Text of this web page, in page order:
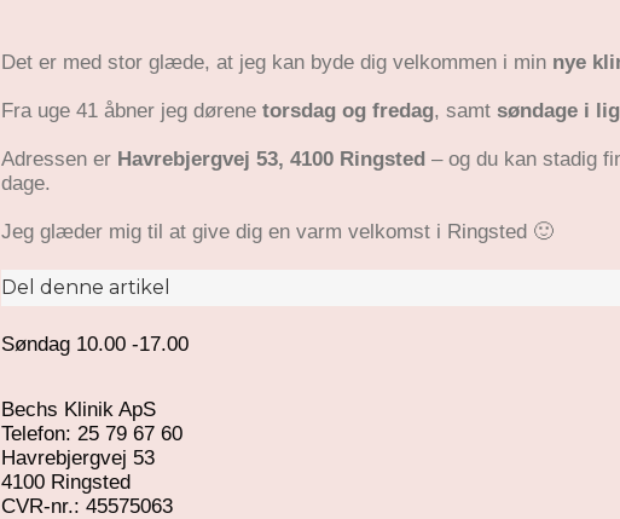
Det er med stor glæde, at jeg kan byde dig velkommen i min nye
Fra uge 41 åbner jeg dørene torsdag og fredag, samt søndage i
Adressen er Havrebjergvej 53, 4100 Ringsted – og du kan stadig
dage.
Jeg glæder mig til at give dig en varm velkomst i Ringsted 🙂
Del denne artikel
Søndag 10.00 -17.00
Bechs Klinik ApS
Telefon: 25 79 67 60
Havrebjergvej 53
4100 Ringsted
​CVR-nr.: 45575063